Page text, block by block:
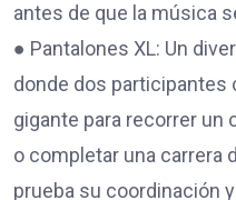
antes de que la música
● Pantalones XL: Un
donde dos participantes
gigante para recorrer un
o completar una carrera
prueba su coordinación